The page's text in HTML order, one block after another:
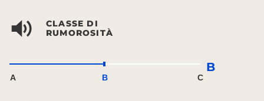
CLASSE DI
RUMOROSITÀ
A B C
B